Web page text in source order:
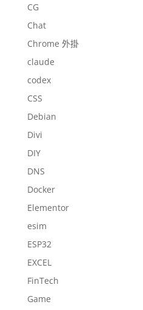
CG
Chat
Chrome 外掛
claude
codex
CSS
Debian
Divi
DIY
DNS
Docker
Elementor
esim
ESP32
EXCEL
FinTech
Game